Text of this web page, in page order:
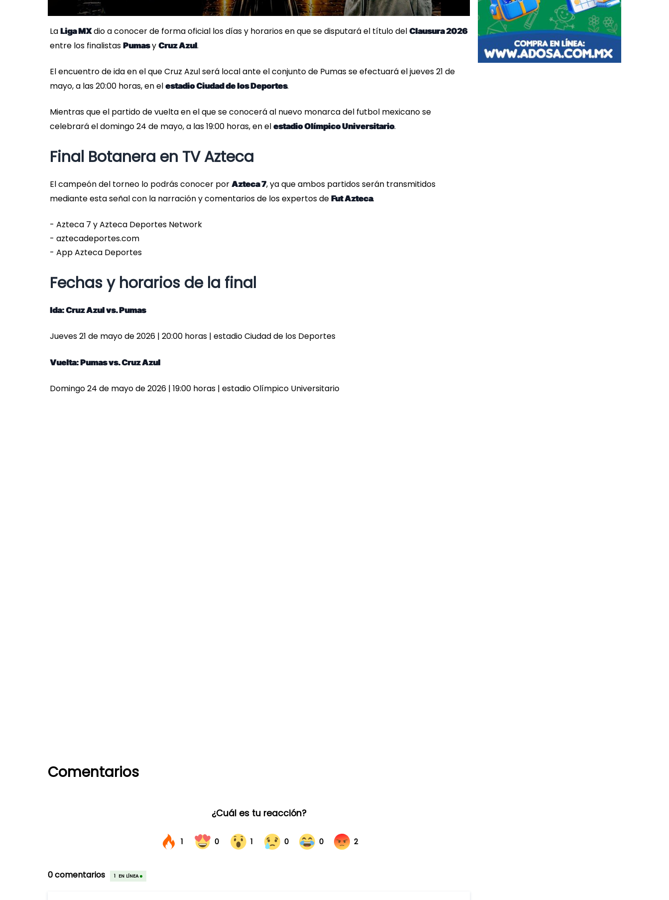
La Liga MXdio a conocer de forma oficial los días y horarios en que se disputará el título del Clausura 2026
entre los finalistas Pumasy Cruz Azul.
El encuentro de ida en el que Cruz Azul será local ante el conjunto de Pumas se efectuará el jueves 21 de
mayo, a las 20:00 horas, en el estadio Ciudad de los Deportes.
Mientras que el partido de vuelta en el que se conocerá al nuevo monarca del futbol mexicano se
celebrará el domingo 24 de mayo, a las 19:00 horas, en el estadio Olímpico Universitario.
Final Botanera en TV Azteca
El campeón del torneo lo podrás conocer por Azteca 7, ya que ambos partidos serán transmitidos
mediante esta señal con la narración y comentarios de los expertos de Fut Azteca.
- Azteca 7 y Azteca Deportes Network
- aztecadeportes.com
- App Azteca Deportes
Fechas y horarios de la final
Ida: Cruz Azul vs. Pumas
Jueves 21 de mayo de 2026 | 20:00 horas | estadio Ciudad de los Deportes
Vuelta: Pumas vs. Cruz Azul
Domingo 24 de mayo de 2026 | 19:00 horas | estadio Olímpico Universitario
Comentarios